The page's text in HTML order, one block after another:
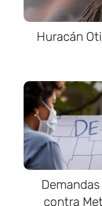
Huracán
contra